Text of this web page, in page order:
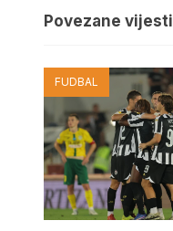
Povezane vijesti
FUDBAL